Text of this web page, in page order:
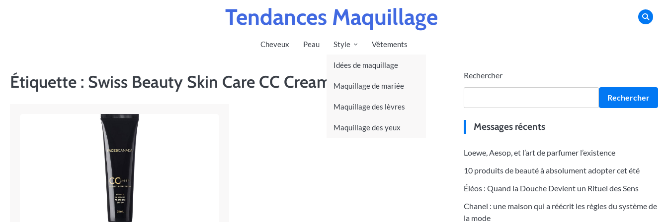
Tendances Maquillage
Cheveux Peau Style
Idées de maquillage
Maquillage de mariée
Maquillage des lèvres
Maquillage des yeux
Vêtements
Étiquette : Swiss Beauty Skin Care CC Cream Foundation Rechercher
Rechercher
Messages récents
Loewe, Aesop, et l’art de parfumer l’existence
10 produits de beauté à absolument adopter cet été
Éléos : Quand la Douche Devient un Rituel des Sens
Chanel : une maison qui a réécrit les règles du système de
la mode